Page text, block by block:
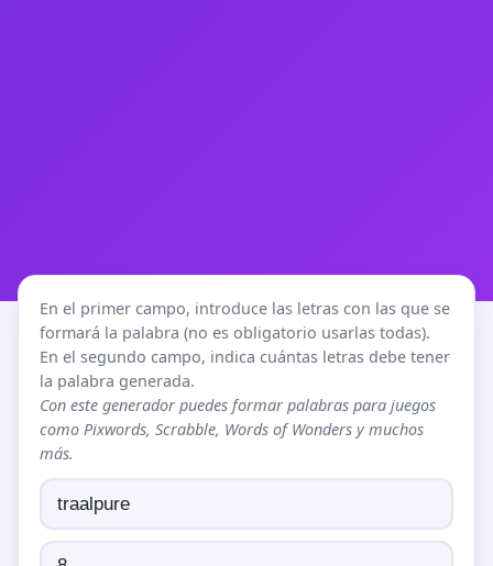
En el primer campo, introduce las letras con las que se
formará la palabra (no es obligatorio usarlas todas).
En el segundo campo, indica cuántas letras debe tener
la palabra generada.
Con este generador puedes formar palabras para juegos
como Pixwords, Scrabble, Words of Wonders y muchos
más.